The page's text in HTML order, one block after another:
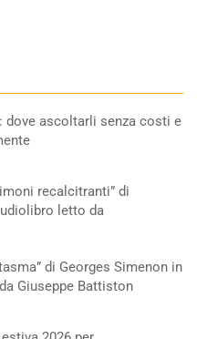
dove ascoltarli senza costi e
recalcitranti” di
letto da
di Georges Simenon in
Giuseppe Battiston